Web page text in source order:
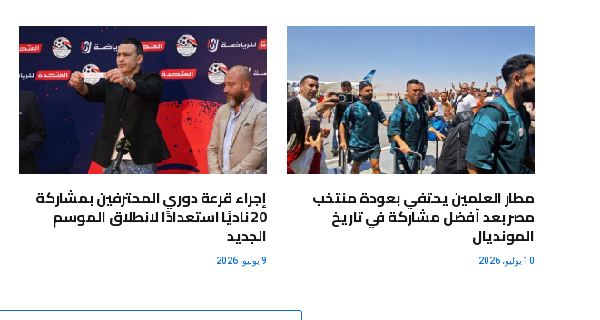
مطار العلمين يحتفي بعودة منتخب
مصر بعد أفضل مشاركة في تاريخ
المونديال
10 يوليو، 2026
إجراء قرعة دوري المحترفين بمشاركة
20 ناديًا استعدادًا لانطلاق الموسم
الجديد
9 يوليو، 2026